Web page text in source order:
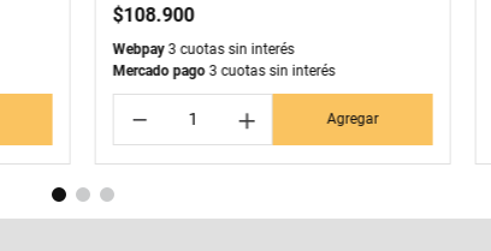
$108.900
Webpay 3 cuotas sin interés
Mercado pago 3 cuotas sin interés
＋
－ Agregar